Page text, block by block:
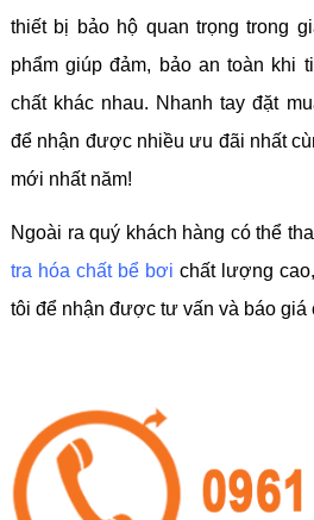
thiết bị bảo hộ quan trọng trong
phẩm giúp đảm, bảo an toàn khi
chất khác nhau. Nhanh tay đặt
để nhận được nhiều ưu đãi nhất
mới nhất năm!
Ngoài ra quý khách hàng có thể
tra hóa chất bể bơi chất lượng
tôi để nhận được tư vấn và báo giá